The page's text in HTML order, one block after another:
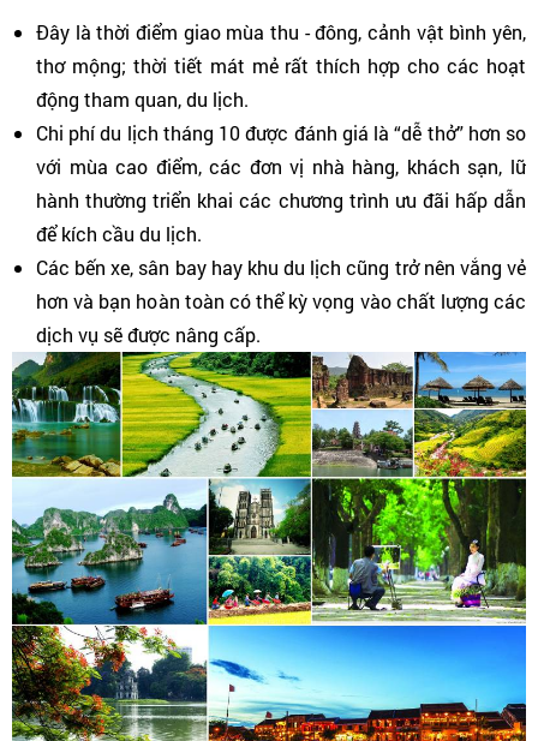
Đây là thời điểm giao mùa thu - đông, cảnh vật bình yên,
thơ mộng; thời tiết mát mẻ rất thích hợp cho các hoạt
động tham quan, du lịch.
Chi phí du lịch tháng 10 được đánh giá là “dễ thở” hơn so
với mùa cao điểm, các đơn vị nhà hàng, khách sạn, lữ
hành thường triển khai các chương trình ưu đãi hấp dẫn
để kích cầu du lịch.
Các bến xe, sân bay hay khu du lịch cũng trở nên vắng vẻ
hơn và bạn hoàn toàn có thể kỳ vọng vào chất lượng các
dịch vụ sẽ được nâng cấp.